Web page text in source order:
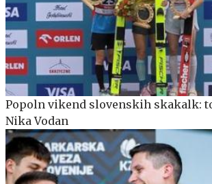
Popoln vikend slovenskih skakalk:
Nika Vodan